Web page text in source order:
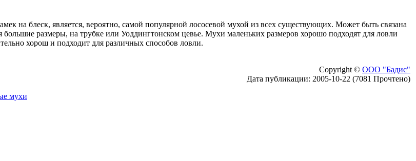
на блеск, является, вероятно, самой популярной лососевой мухой из всех существующих. Может быть связана
размеры, на трубке или Уоддингтонском цевье. Мухи маленьких размеров хорошо подходят для ловли
хорош и подходит для различных способов ловли.
Copyright © ООО "Бадис"
Дата публикации: 2005-10-22 (7081 Прочтено)
мухи